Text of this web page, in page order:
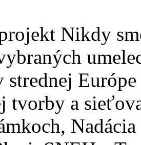
Nikdy
strednej
tvorby a